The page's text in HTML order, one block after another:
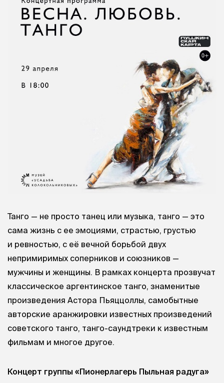
Танго — не просто танец или музыка, танго — это
сама жизнь с ее эмоциями, страстью, грустью
и ревностью, с её вечной борьбой двух
непримиримых соперников и союзников —
мужчины и женщины. В рамках концерта прозвучат
классическое аргентинское танго, знаменитые
произведения Астора Пьяццоллы, самобытные
авторские аранжировки известных произведений
советского танго, танго-саундтреки к известным
фильмам и многое другое.
Концерт группы «Пионерлагерь Пыльная радуга»